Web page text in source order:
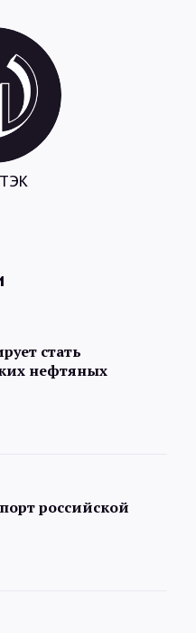
стать
нефтяных
российской